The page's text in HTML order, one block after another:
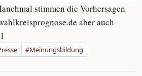
stimmen die Vorhersagen
aber auch
#Meinungsbildung